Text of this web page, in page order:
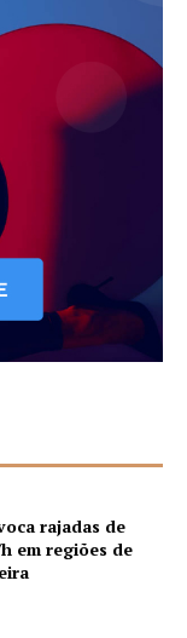
rajadas de
em regiões de